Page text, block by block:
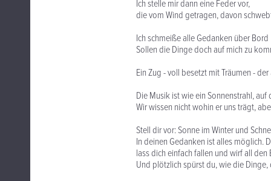
Ich stelle mir dann eine Feder vor,
die vom Wind getragen, davon
Ich schmeiße alle Gedanken über
Sollen die Dinge doch auf mich zu
Ein Zug - voll besetzt mit Träumen -
Die Musik ist wie ein Sonnenstrahl,
Wir wissen nicht wohin er uns trägt,
Stell dir vor: Sonne im Winter und
In deinen Gedanken ist alles möglich.
lass dich einfach fallen und wirf all
Und plötzlich spürst du, wie die